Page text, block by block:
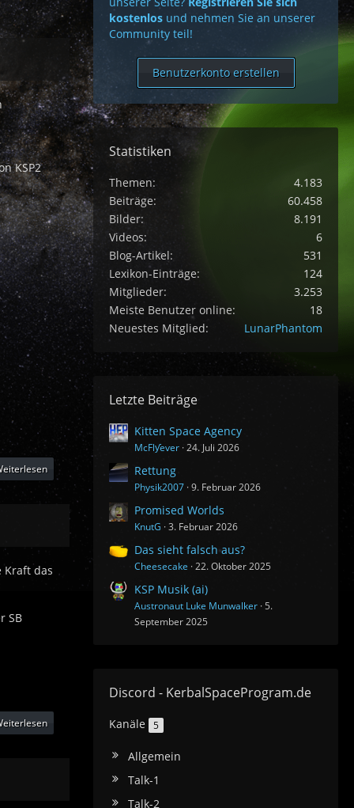
KSP2
Kraft das
SB
kostenlos und nehmen Sie an unserer
Community teil!
Benutzerkonto erstellen
Statistiken
Themen
4.183
Beiträge
60.458
Bilder
8.191
Videos
6
Blog-Artikel
531
Lexikon-Einträge
124
Mitglieder
3.253
Meiste Benutzer online
18
Neuestes Mitglied
LunarPhantom
Letzte Beiträge
Kitten Space Agency
McFlƴeѵer 24. Juli 2026
Rettung
Physik2007 9. Februar 2026
Promised Worlds
KnutG 3. Februar 2026
Das sieht falsch aus?
Cheesecake 22. Oktober 2025
KSP Musik (ai)
Austronaut Luke Munwalker 5.
September 2025
Discord - KerbalSpaceProgram.de
Kanäle 5
Allgemein
Talk-1
Talk-2